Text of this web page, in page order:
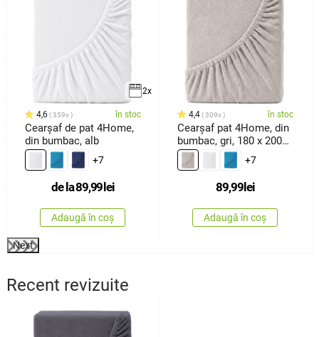
2x
4,6 359x în stoc
Cearșaf de pat 4Home,
din bumbac, alb
+7
de la89,99lei
Adaugă în coș
4,4 309x în stoc
Cearșaf pat 4Home, din
bumbac, gri, 180 x 200
cm
+7
89,99lei
Adaugă în coș
Next
Recent revizuite